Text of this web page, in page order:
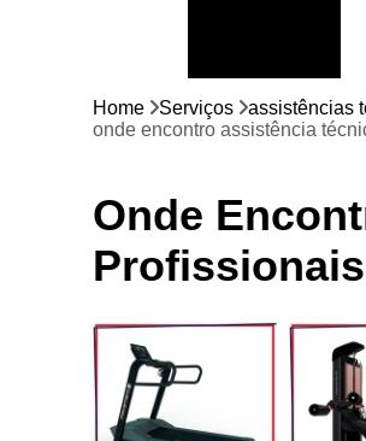
academia
Esteiras
movement
aparelhos
equipamentos
para
Manutenção
equipamentos
de academia
Home Serviços assistências
onde encontro assistência
Onde